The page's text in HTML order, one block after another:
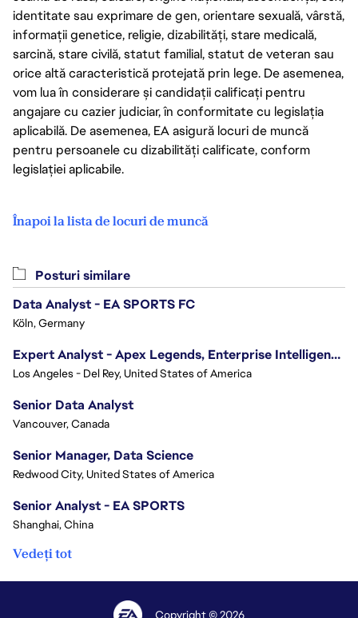
identitate sau exprimare de gen, orientare sexuală, vârstă,
informații genetice, religie, dizabilități, stare medicală,
sarcină, stare civilă, statut familial, statut de veteran sau
orice altă caracteristică protejată prin lege. De asemenea,
vom lua în considerare și candidații calificați pentru
angajare cu cazier judiciar, în conformitate cu legislația
aplicabilă. De asemenea, EA asigură locuri de muncă
pentru persoanele cu dizabilități calificate, conform
legislației aplicabile.
Înapoi la lista de locuri de muncă
Posturi similare
Data Analyst - EA SPORTS FC
Köln, Germany
Expert Analyst - Apex Legends, Enterprise Intelligence (EI)
Los Angeles - Del Rey, United States of America
Senior Data Analyst
Vancouver, Canada
Senior Manager, Data Science
Redwood City, United States of America
Senior Analyst - EA SPORTS
Shanghai, China
Vedeți tot
Copyright © 2026